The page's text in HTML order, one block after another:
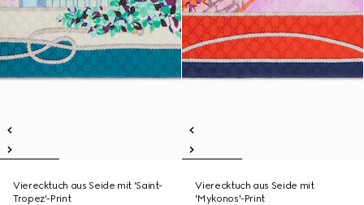
Vierecktuch aus Seide mit 'Saint-
Tropez'-Print
Vierecktuch aus Seide mit
'Mykonos'-Print